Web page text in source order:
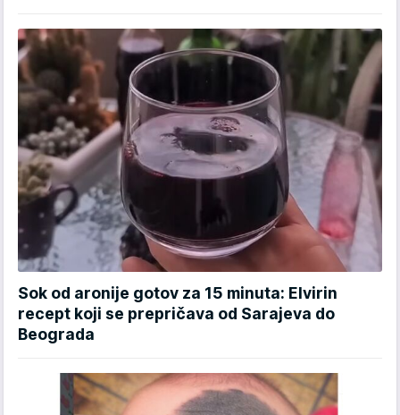
Sok od aronije gotov za 15 minuta: Elvirin
recept koji se prepričava od Sarajeva do
Beograda